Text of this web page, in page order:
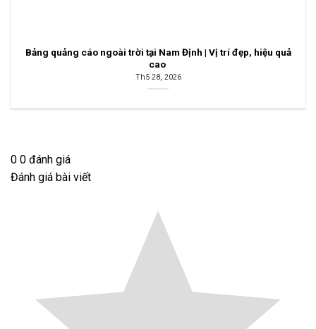
Bảng quảng cáo ngoài trời tại Nam Định | Vị trí đẹp, hiệu quả
cao
Th5 28, 2026
0 0 đánh giá
Đánh giá bài viết